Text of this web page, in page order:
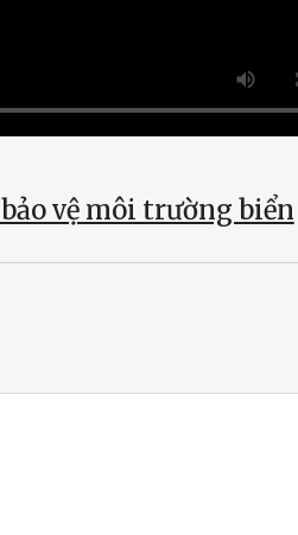
vệ môi trường biển